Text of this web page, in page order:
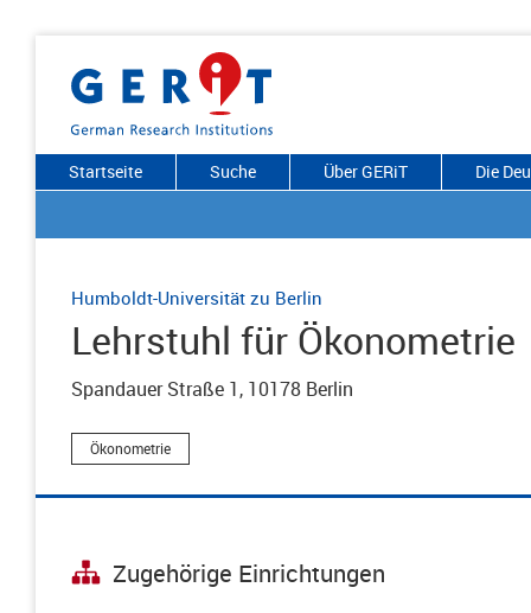
Startseite Suche Über GERiT Die
Humboldt-Universität zu Berlin
Lehrstuhl für Ökonometrie
Spandauer Straße 1, 10178 Berlin
Ökonometrie
Zugehörige Einrichtungen